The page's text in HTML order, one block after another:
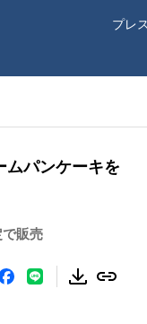
プレ
ムパンケーキを
販売